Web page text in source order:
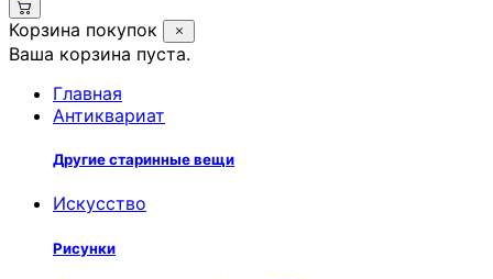
Корзина покупок
Ваша корзина пуста.
Главная
Антиквариат
Другие старинные вещи
Искусство
Рисунки